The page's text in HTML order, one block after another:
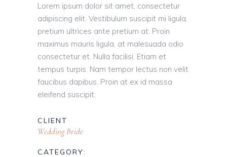
Lorem ipsum dolor sit amet, consectetur
adipiscing elit. Vestibulum suscipit mi ligula,
pretium ultrices ante pretium at. Proin
maximus mauris ligula, at malesuada odio
consectetur et. Nulla facilisi. Etiam et
tempus turpis. Nam tempor lectus non velit
faucibus dapibus. Proin at ex id massa
eleifend suscipit.
CLIENT
Wedding Bride
CATEGORY: